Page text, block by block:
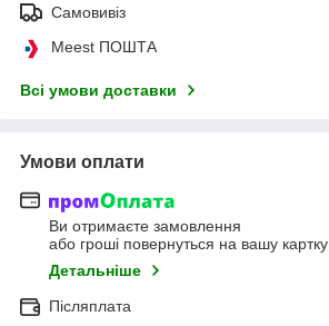
Самовивіз
Meest ПОШТА
Всі умови доставки
Умови оплати
Ви отримаєте замовлення
або гроші повернуться на вашу картку
Детальніше
Післяплата